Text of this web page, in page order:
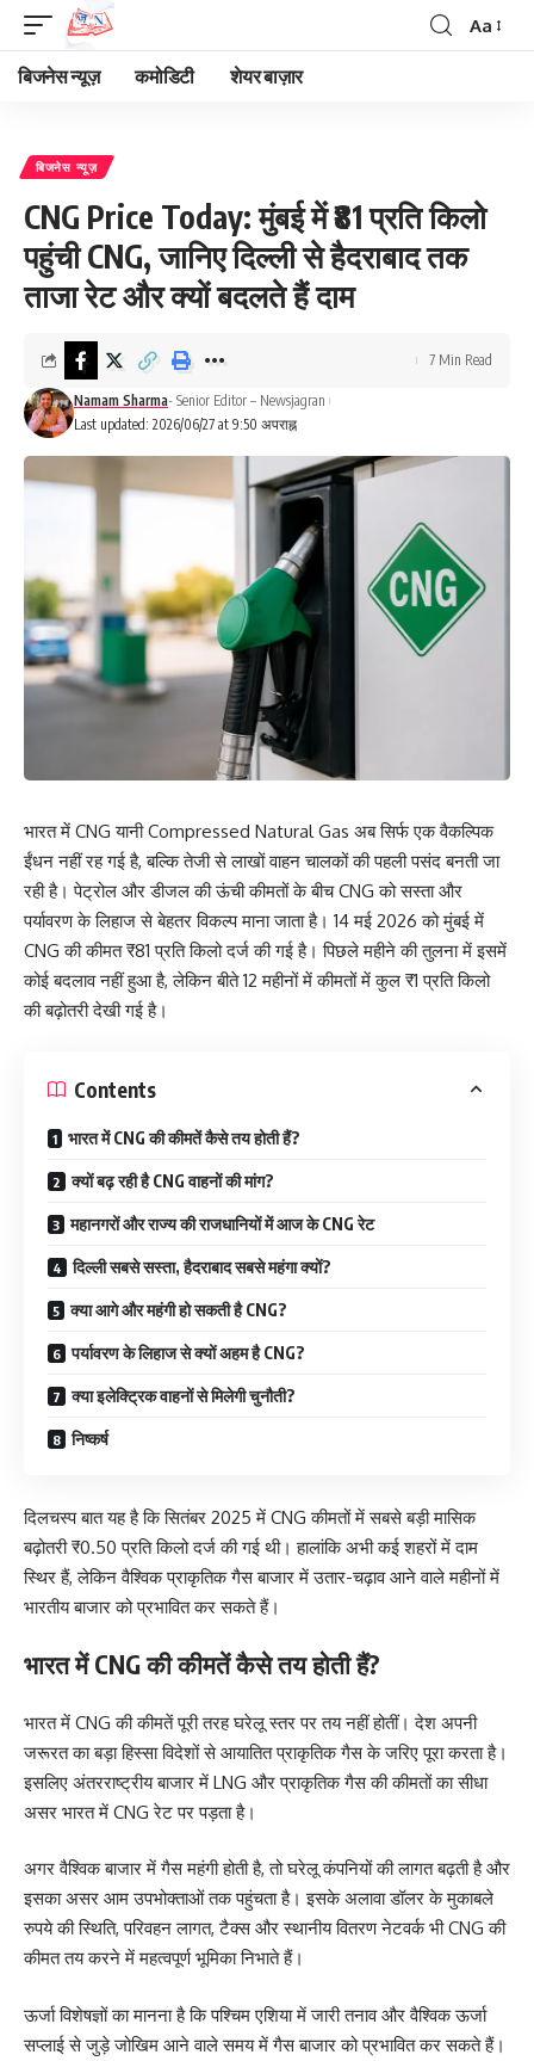
Font
Aa
बिजनेस न्यूज़ कमोडिटी शेयर बाज़ार
बिजनेस न्यूज़
CNG Price Today: मुंबई में ₹81 प्रति किलो
पहुंची CNG, जानिए दिल्ली से हैदराबाद तक
ताजा रेट और क्यों बदलते हैं दाम
Last updated: 2026/06/27 at 9:50 अपराह्न
Namam Sharma- Senior Editor – Newsjagran
7 Min Read
भारत में CNG यानी Compressed Natural Gas अब सिर्फ एक वैकल्पिक
ईंधन नहीं रह गई है, बल्कि तेजी से लाखों वाहन चालकों की पहली पसंद बनती जा
रही है। पेट्रोल और डीजल की ऊंची कीमतों के बीच CNG को सस्ता और
पर्यावरण के लिहाज से बेहतर विकल्प माना जाता है। 14 मई 2026 को मुंबई में
CNG की कीमत ₹81 प्रति किलो दर्ज की गई है। पिछले महीने की तुलना में इसमें
कोई बदलाव नहीं हुआ है, लेकिन बीते 12 महीनों में कीमतों में कुल ₹1 प्रति किलो
की बढ़ोतरी देखी गई है।
Contents
भारत में CNG की कीमतें कैसे तय होती हैं?
क्यों बढ़ रही है CNG वाहनों की मांग?
महानगरों और राज्य की राजधानियों में आज के CNG रेट
दिल्ली सबसे सस्ता, हैदराबाद सबसे महंगा क्यों?
क्या आगे और महंगी हो सकती है CNG?
पर्यावरण के लिहाज से क्यों अहम है CNG?
क्या इलेक्ट्रिक वाहनों से मिलेगी चुनौती?
निष्कर्ष
दिलचस्प बात यह है कि सितंबर 2025 में CNG कीमतों में सबसे बड़ी मासिक
बढ़ोतरी ₹0.50 प्रति किलो दर्ज की गई थी। हालांकि अभी कई शहरों में दाम
स्थिर हैं, लेकिन वैश्विक प्राकृतिक गैस बाजार में उतार-चढ़ाव आने वाले महीनों में
भारतीय बाजार को प्रभावित कर सकते हैं।
भारत में CNG की कीमतें कैसे तय होती हैं?
भारत में CNG की कीमतें पूरी तरह घरेलू स्तर पर तय नहीं होतीं। देश अपनी
जरूरत का बड़ा हिस्सा विदेशों से आयातित प्राकृतिक गैस के जरिए पूरा करता है।
इसलिए अंतरराष्ट्रीय बाजार में LNG और प्राकृतिक गैस की कीमतों का सीधा
असर भारत में CNG रेट पर पड़ता है।
अगर वैश्विक बाजार में गैस महंगी होती है, तो घरेलू कंपनियों की लागत बढ़ती है और
इसका असर आम उपभोक्ताओं तक पहुंचता है। इसके अलावा डॉलर के मुकाबले
रुपये की स्थिति, परिवहन लागत, टैक्स और स्थानीय वितरण नेटवर्क भी CNG की
कीमत तय करने में महत्वपूर्ण भूमिका निभाते हैं।
ऊर्जा विशेषज्ञों का मानना है कि पश्चिम एशिया में जारी तनाव और वैश्विक ऊर्जा
सप्लाई से जुड़े जोखिम आने वाले समय में गैस बाजार को प्रभावित कर सकते हैं।